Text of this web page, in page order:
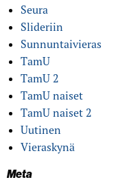
Seura
Slideriin
Sunnuntaivieras
TamU
TamU 2
TamU naiset
TamU naiset 2
Uutinen
Vieraskynä
Meta